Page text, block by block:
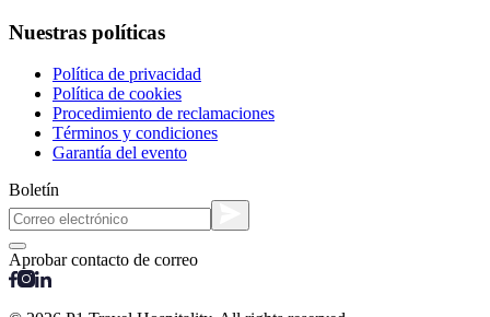
Nuestras políticas
Política de privacidad
Política de cookies
Procedimiento de reclamaciones
Términos y condiciones
Garantía del evento
Boletín
Aprobar contacto de correo